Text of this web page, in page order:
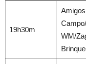
19h30m
Amigos
WM/